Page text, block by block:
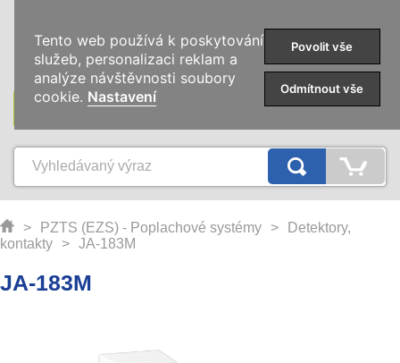
KATEGORIE
> PZTS (EZS) - Poplachové systémy >
Detektory,
kontakty
> JA-183M
JA-183M
Tento web používá k poskytování
služeb, personalizaci reklam a
analýze návštěvnosti soubory
cookie. Nastavení
Povolit vše
Odmítnout vše